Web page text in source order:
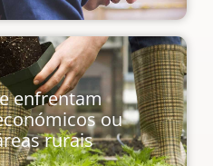
enfrentam
ou
rurais